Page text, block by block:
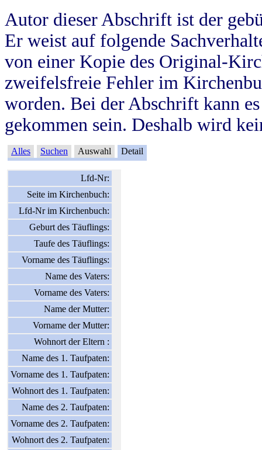
Autor dieser Abschrift ist der
Er weist auf folgende
von einer Kopie des Original-
zweifelsfreie Fehler im
worden. Bei der Abschrift kann
gekommen sein. Deshalb wird
Alles Suchen Auswahl Detail
Lfd-Nr:
Seite im Kirchenbuch:
Lfd-Nr im Kirchenbuch:
Geburt des Täuflings:
Taufe des Täuflings:
Vorname des Täuflings:
Name des Vaters:
Vorname des Vaters:
Name der Mutter:
Vorname der Mutter:
Wohnort der Eltern :
Name des 1. Taufpaten:
Vorname des 1. Taufpaten:
Wohnort des 1. Taufpaten:
Name des 2. Taufpaten:
Vorname des 2. Taufpaten:
Wohnort des 2. Taufpaten: